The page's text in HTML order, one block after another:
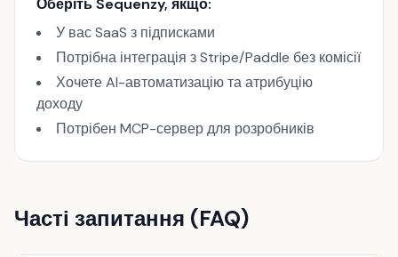
Оберіть Sequenzy, якщо:
У вас SaaS з підписками
Потрібна інтеграція з Stripe/Paddle без комісії
Хочете AI-автоматизацію та атрибуцію
доходу
Потрібен MCP-сервер для розробників
Часті запитання (FAQ)